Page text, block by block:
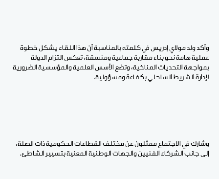
وأكد ولد مولاي إدريس في كلمته بالمناسبة أن هذا اللقاء يشكل خطوة
عملية هامة نحو بناء مقاربة جماعية ومنسقة، تعكس التزام الدولة
بمواجهة التحديات المناخية، وتضع الأسس العلمية والمؤسسية الضرورية
لإدارة الشريط الساحلي بكفاءة ومسؤولية.
وشارك في الاجتماع ممثلون عن مختلف القطاعات الحكومية ذات الصلة،
إلى جانب الشركاء الفنيين والجهات الوطنية المعنية بتسيير الشاطئ.